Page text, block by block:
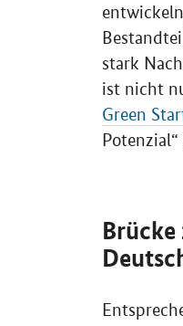
stark
ist nicht
Green